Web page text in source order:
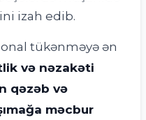
izah edib.
tükənməyə ən
və nəzakəti
qəzəb və
məcbur